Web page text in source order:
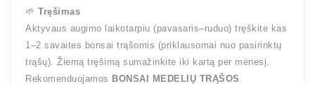
🌱 Tręšimas
Aktyvaus augimo laikotarpiu (pavasaris–ruduo) tręškite kas
1–2 savaites bonsai trąšomis (priklausomai nuo pasirinktų
trąšų). Žiemą tręšimą sumažinkite iki kartą per mėnesį.
Rekomenduojamos BONSAI MEDELIŲ TRĄŠOS .